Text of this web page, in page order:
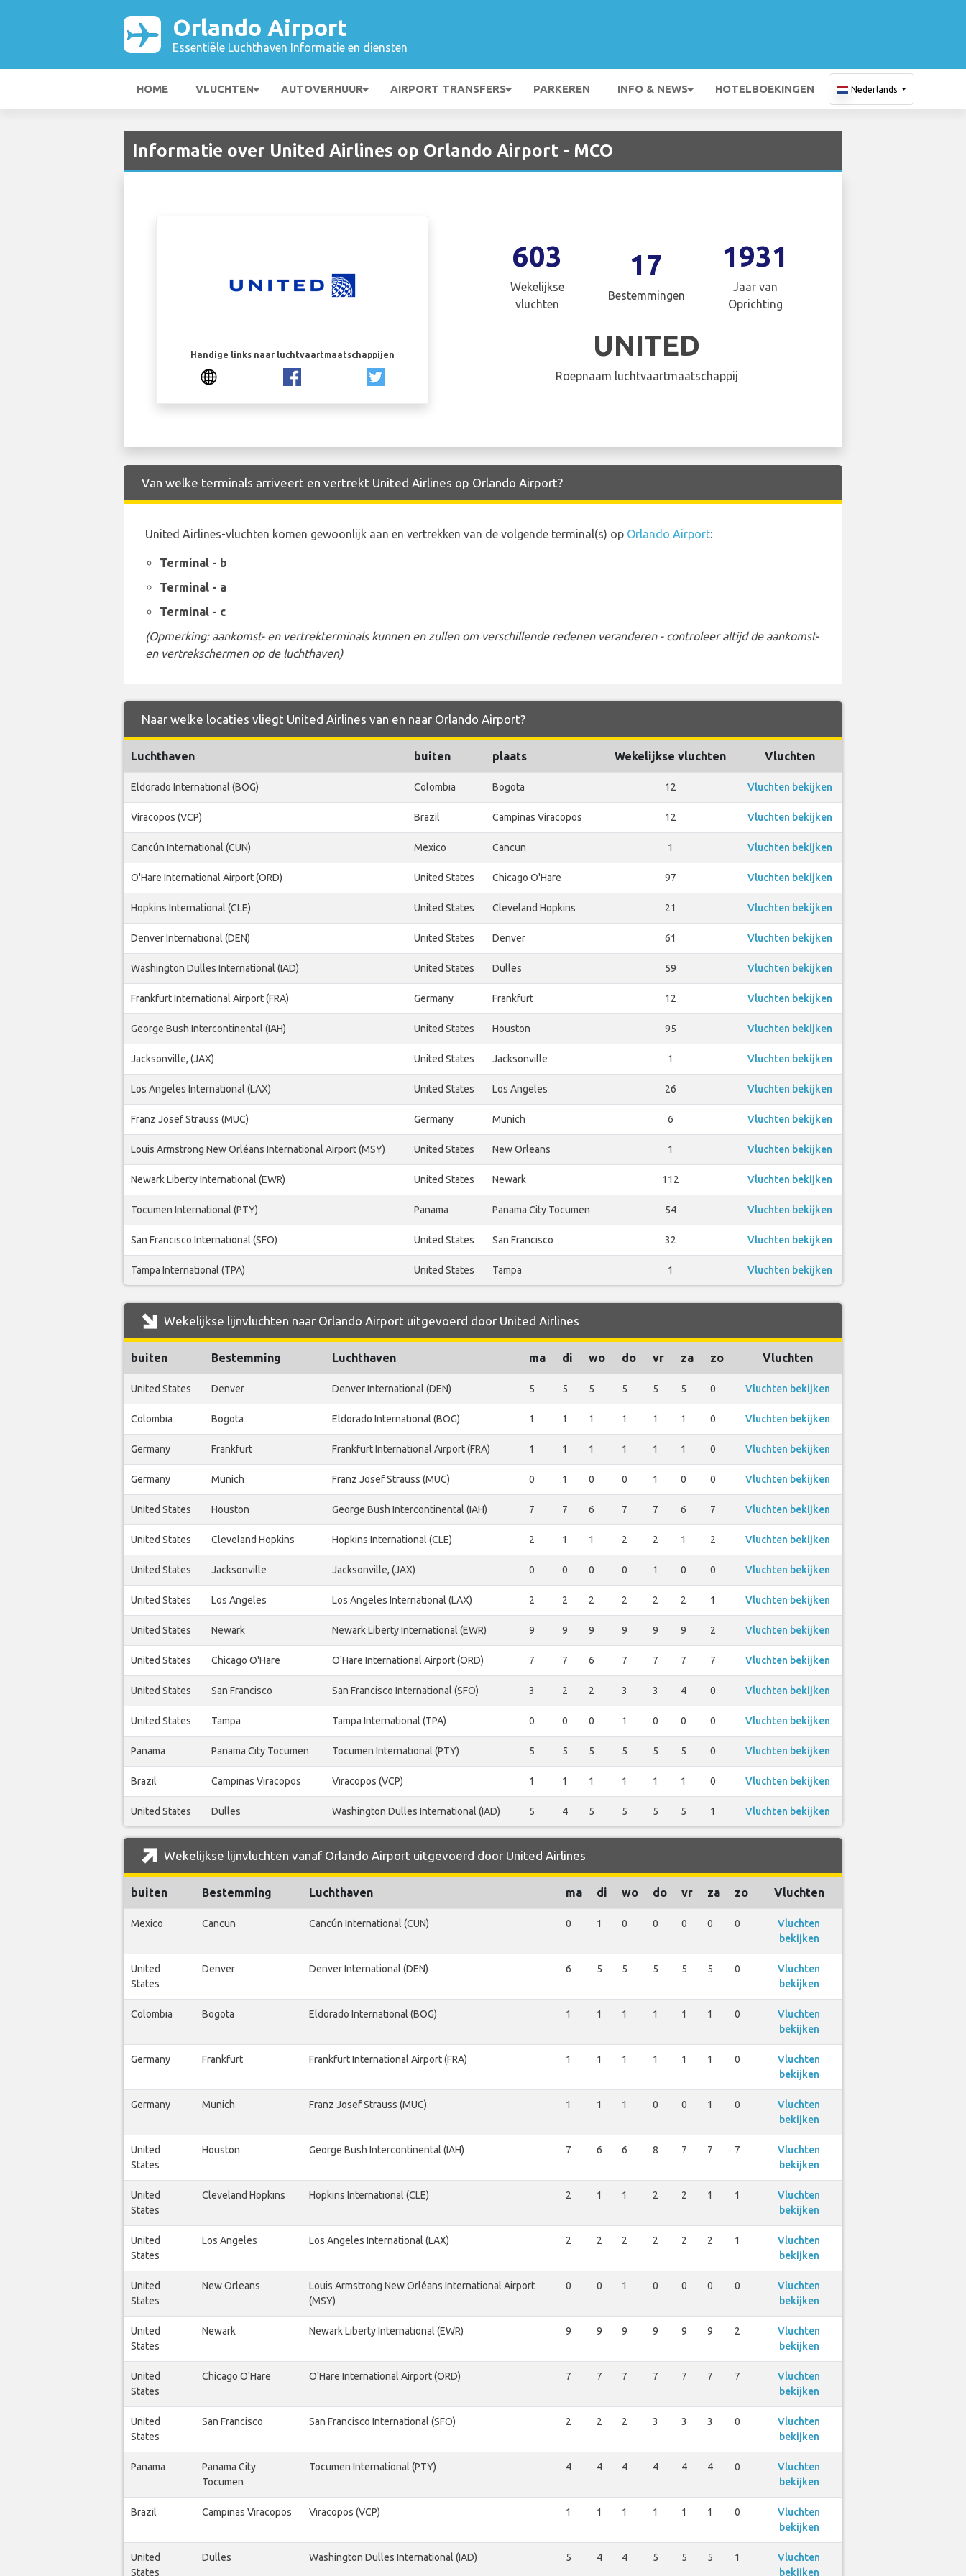
Orlando Airport
Essentiële Luchthaven Informatie en diensten
HOME VLUCHTEN AUTOVERHUUR AIRPORT TRANSFERS PARKEREN INFO & NEWS HOTELBOEKINGEN Nederlands
Informatie over United Airlines op Orlando Airport - MCO
Handige links naar luchtvaartmaatschappijen
603
Wekelijkse
vluchten
17
Bestemmingen
1931
Jaar van
Oprichting
UNITED
Roepnaam luchtvaartmaatschappij
Van welke terminals arriveert en vertrekt United Airlines op Orlando Airport?
United Airlines-vluchten komen gewoonlijk aan en vertrekken van de volgende terminal(s) op Orlando Airport:
Terminal - b
Terminal - a
Terminal - c
(Opmerking: aankomst- en vertrekterminals kunnen en zullen om verschillende redenen veranderen - controleer altijd de aankomst-
en vertrekschermen op de luchthaven)
Naar welke locaties vliegt United Airlines van en naar Orlando Airport?
Luchthaven buiten plaats Wekelijkse vluchten Vluchten
Eldorado International (BOG) Colombia Bogota 12 Vluchten bekijken
Viracopos (VCP) Brazil Campinas Viracopos 12 Vluchten bekijken
Cancún International (CUN) Mexico Cancun 1 Vluchten bekijken
O'Hare International Airport (ORD) United States Chicago O'Hare 97 Vluchten bekijken
Hopkins International (CLE) United States Cleveland Hopkins 21 Vluchten bekijken
Denver International (DEN) United States Denver 61 Vluchten bekijken
Washington Dulles International (IAD) United States Dulles 59 Vluchten bekijken
Frankfurt International Airport (FRA) Germany Frankfurt 12 Vluchten bekijken
George Bush Intercontinental (IAH) United States Houston 95 Vluchten bekijken
Jacksonville, (JAX) United States Jacksonville 1 Vluchten bekijken
Los Angeles International (LAX) United States Los Angeles 26 Vluchten bekijken
Franz Josef Strauss (MUC) Germany Munich 6 Vluchten bekijken
Louis Armstrong New Orléans International Airport (MSY) United States New Orleans 1 Vluchten bekijken
Newark Liberty International (EWR) United States Newark 112 Vluchten bekijken
Tocumen International (PTY) Panama Panama City Tocumen 54 Vluchten bekijken
San Francisco International (SFO) United States San Francisco 32 Vluchten bekijken
Tampa International (TPA) United States Tampa 1 Vluchten bekijken
Wekelijkse lijnvluchten naar Orlando Airport uitgevoerd door United Airlines
buiten Bestemming Luchthaven ma di wo do vr za zo Vluchten
United States Denver Denver International (DEN) 5 5 5 5 5 5 0 Vluchten bekijken
Colombia Bogota Eldorado International (BOG) 1 1 1 1 1 1 0 Vluchten bekijken
Germany Frankfurt Frankfurt International Airport (FRA) 1 1 1 1 1 1 0 Vluchten bekijken
Germany Munich Franz Josef Strauss (MUC) 0 1 0 0 1 0 0 Vluchten bekijken
United States Houston George Bush Intercontinental (IAH) 7 7 6 7 7 6 7 Vluchten bekijken
United States Cleveland Hopkins Hopkins International (CLE) 2 1 1 2 2 1 2 Vluchten bekijken
United States Jacksonville Jacksonville, (JAX) 0 0 0 0 1 0 0 Vluchten bekijken
United States Los Angeles Los Angeles International (LAX) 2 2 2 2 2 2 1 Vluchten bekijken
United States Newark Newark Liberty International (EWR) 9 9 9 9 9 9 2 Vluchten bekijken
United States Chicago O'Hare O'Hare International Airport (ORD) 7 7 6 7 7 7 7 Vluchten bekijken
United States San Francisco San Francisco International (SFO) 3 2 2 3 3 4 0 Vluchten bekijken
United States Tampa Tampa International (TPA) 0 0 0 1 0 0 0 Vluchten bekijken
Panama Panama City Tocumen Tocumen International (PTY) 5 5 5 5 5 5 0 Vluchten bekijken
Brazil Campinas Viracopos Viracopos (VCP) 1 1 1 1 1 1 0 Vluchten bekijken
United States Dulles Washington Dulles International (IAD) 5 4 5 5 5 5 1 Vluchten bekijken
Wekelijkse lijnvluchten vanaf Orlando Airport uitgevoerd door United Airlines
buiten Bestemming Luchthaven ma di wo do vr za zo Vluchten
Mexico Cancun Cancún International (CUN) 0 1 0 0 0 0 0
Vluchten
bekijken
United
States
Denver Denver International (DEN) 6 5 5 5 5 5 0
Vluchten
bekijken
Colombia Bogota Eldorado International (BOG) 1 1 1 1 1 1 0
Vluchten
bekijken
Germany Frankfurt Frankfurt International Airport (FRA) 1 1 1 1 1 1 0
Vluchten
bekijken
Germany Munich Franz Josef Strauss (MUC) 1 1 1 0 0 1 0
Vluchten
bekijken
United
States
Houston George Bush Intercontinental (IAH) 7 6 6 8 7 7 7
Vluchten
bekijken
United
States
Cleveland Hopkins Hopkins International (CLE) 2 1 1 2 2 1 1
Vluchten
bekijken
United
States
Los Angeles Los Angeles International (LAX) 2 2 2 2 2 2 1
Vluchten
bekijken
United
States
New Orleans
Louis Armstrong New Orléans International Airport
(MSY)
0 0 1 0 0 0 0
Vluchten
bekijken
United
States
Newark Newark Liberty International (EWR) 9 9 9 9 9 9 2
Vluchten
bekijken
United
States
Chicago O'Hare O'Hare International Airport (ORD) 7 7 7 7 7 7 7
Vluchten
bekijken
United
States
San Francisco San Francisco International (SFO) 2 2 2 3 3 3 0
Vluchten
bekijken
Panama
Panama City
Tocumen
Tocumen International (PTY) 4 4 4 4 4 4 0
Vluchten
bekijken
Brazil Campinas Viracopos Viracopos (VCP) 1 1 1 1 1 1 0
Vluchten
bekijken
United
States
Dulles Washington Dulles International (IAD) 5 4 4 5 5 5 1
Vluchten
bekijken